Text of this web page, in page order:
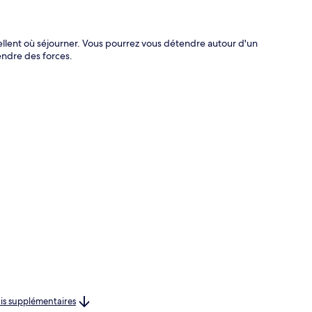
où séjourner. Vous pourrez vous détendre autour d'un
des forces.
supplémentaires